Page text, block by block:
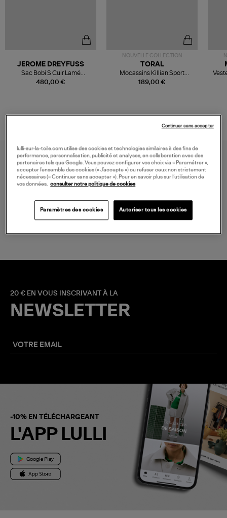
480,00 €
JEROME DREYFUSS
Sac Bobi S Cuir Lamé
Champagne
NOUVELLE COLLECTION
189,00 €
TORAL
Mocassins Killian Sport
Mousse
LIVRAISON GRATUITE
à partir de 150 € d'achat*
20 € EN VOUS INSCRIVANT À LA
NEWSLETTER
-10% EN TÉLÉCHARGEANT
L'APP LULLI
lulli-sur-la-toile.com utilise des cookies et technologies similaires à des fins de
performance, personnalisation, publicité et analyses, en collaboration avec des
partenaires tels que Google. Vous pouvez configurer vos choix via « Paramétrer »,
accepter l’ensemble des cookies (« J’accepte ») ou refuser ceux non strictement
nécessaires (« Continuer sans accepter »). Pour en savoir plus sur l’utilisation de
vos données, consulter notre politique de cookies
Paramètres des cookies Autoriser tous les cookies
Continuer sans accepter